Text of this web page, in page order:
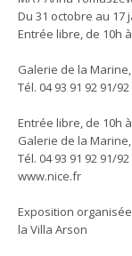
Du 31 octobre au 17
Entrée libre, de 10h
Galerie de la
Tél. 04 93 91 92 91/
Entrée libre, de 10h
Galerie de la
Tél. 04 93 91 92 91/
www.nice.fr
Exposition
la Villa Arson